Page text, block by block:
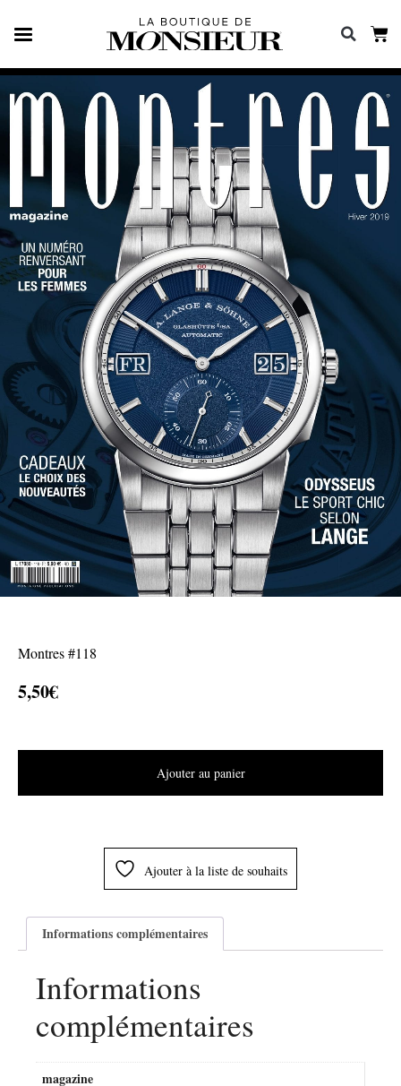
Montres #118
5,50€
Ajouter au panier
Ajouter à la liste de souhaits
Informations complémentaires
Informations
complémentaires
magazine